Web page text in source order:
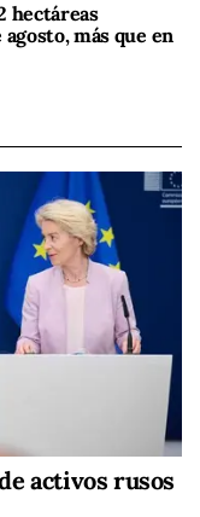
hectáreas
más que en
activos rusos